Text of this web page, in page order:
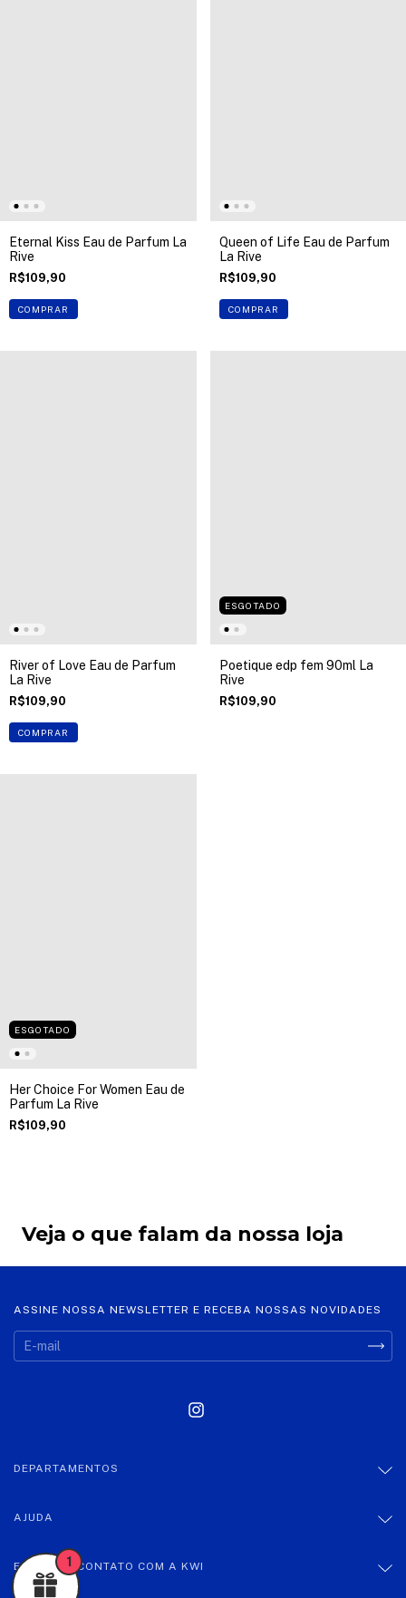
Eternal Kiss Eau de Parfum La
Rive
R$109,90
COMPRAR
Queen of Life Eau de Parfum
La Rive
R$109,90
COMPRAR
River of Love Eau de Parfum
La Rive
R$109,90
COMPRAR
ESGOTADO
Poetique edp fem 90ml La
Rive
R$109,90
ESGOTADO
Her Choice For Women Eau de
Parfum La Rive
R$109,90
Veja o que falam da nossa loja
ASSINE NOSSA NEWSLETTER E RECEBA NOSSAS NOVIDADES
DEPARTAMENTOS
AJUDA
ENTRE EM CONTATO COM A KWI
1